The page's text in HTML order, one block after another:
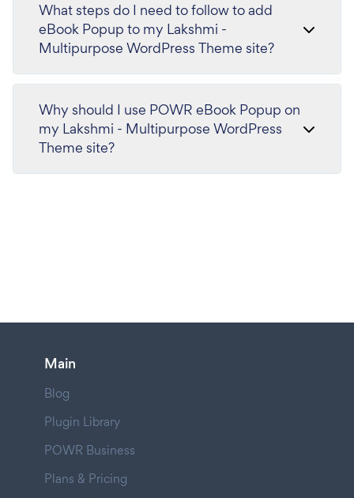
What steps do I need to follow to add
eBook Popup to my Lakshmi -
Multipurpose WordPress Theme site?
Why should I use POWR eBook Popup on
my Lakshmi - Multipurpose WordPress
Theme site?
Main
Blog
Plugin Library
POWR Business
Plans & Pricing